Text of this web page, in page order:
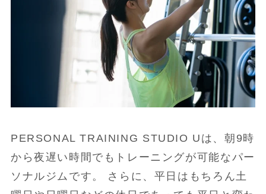
PERSONAL TRAINING STUDIO Uは、朝9時
から夜遅い時間でもトレーニングが可能なパー
ソナルジムです。 さらに、平日はもちろん土